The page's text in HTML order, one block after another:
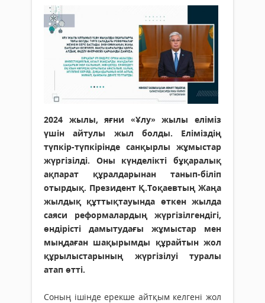
2024 жылы, яғни «Ұлу» жылы еліміз
үшін айтулы жыл болды. Еліміздің
түпкір-түпкірінде санқырлы жұмыстар
жүргізілді. Оны күнделікті бұқаралық
ақпарат құралдарынан танып-біліп
отырдық. Президент Қ.Тоқаевтың Жаңа
жылдық құттықтауында өткен жылда
саяси реформалардың жүргізілгендігі,
өндірісті дамытудағы жұмыстар мен
мыңдаған шақырымды құрайтын жол
құрылыстарының жүргізілуі туралы
атап өтті.
Соның ішінде ерекше айтқым келгені жол